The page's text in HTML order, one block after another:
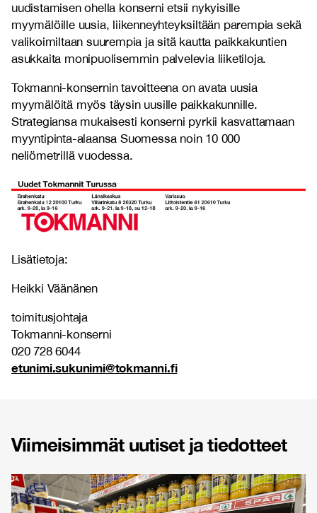
uudistamisen ohella konserni etsii nykyisille
myymälöille uusia, liikenneyhteyksiltään parempia sekä
valikoimiltaan suurempia ja sitä kautta paikkakuntien
asukkaita monipuolisemmin palvelevia liiketiloja.
Tokmanni-konsernin tavoitteena on avata uusia
myymälöitä myös täysin uusille paikkakunnille.
Strategiansa mukaisesti konserni pyrkii kasvattamaan
myyntipinta-alaansa Suomessa noin 10 000
neliömetrillä vuodessa.
Lisätietoja:
Heikki Väänänen
toimitusjohtaja
Tokmanni-konserni
020 728 6044
etunimi.sukunimi@tokmanni.fi
Viimeisimmät uutiset ja tiedotteet